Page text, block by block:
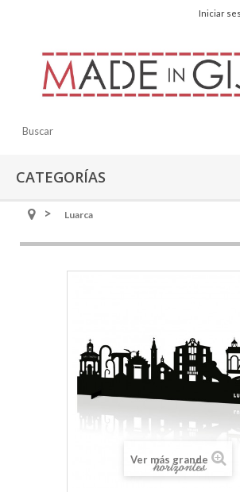
Iniciar
CATEGORÍAS
Luarca
Ver más grande